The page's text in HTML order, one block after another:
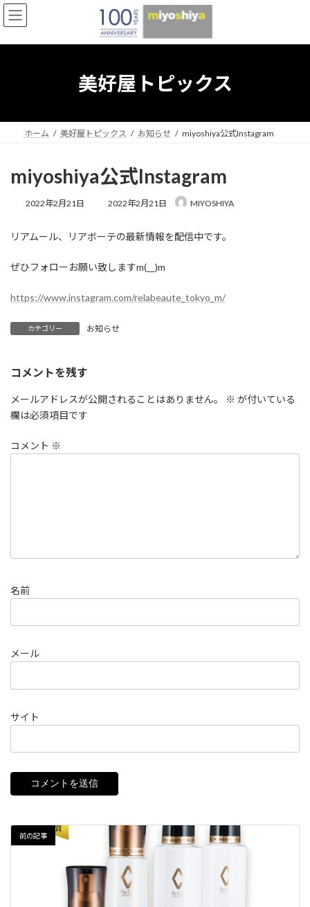
コ
ン
ン
ナ
ビ
ー
美好屋トピックス
ホーム 美好屋トピックス お知らせ miyoshiya公式Instagram
miyoshiya公式Instagram
2022年2月21日
最
新
時
:
2022年2月21日 MIYOSHIYA
リアムール、リアボーテの最新情報を配信中です。
ぜひフォローお願い致しますm(__)m
https://www.instagram.com/relabeaute_tokyo_m/
カテゴリー お知らせ
コメントを残す
メールアドレスが公開されることはありません。 ※ が付いている
欄は必須項目です
コメント ※
名前
メール
サイト
前の記事